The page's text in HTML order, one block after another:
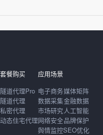
套餐购买
隧道代理Pro
隧道代理
私密代理
动态住宅代理
应用场景
电子商务
数据采集
市场研究
网络安全
舆情监控
媒体矩阵
金融数据
人工智能
品牌保护
SEO优化